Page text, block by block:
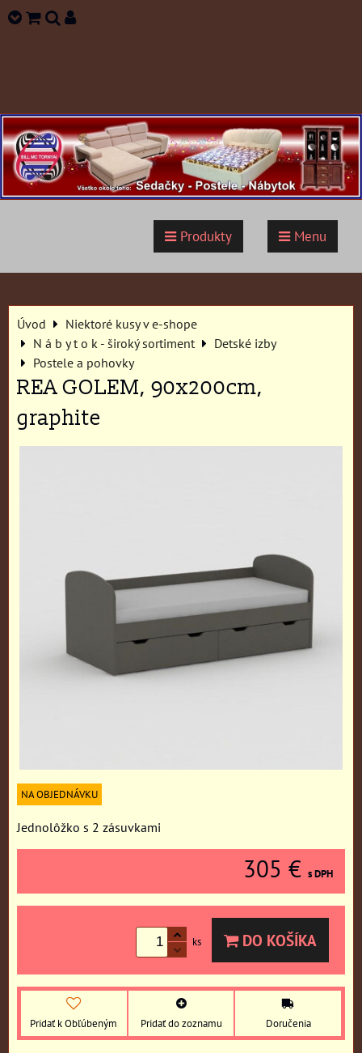
Produkty Menu
Úvod
Niektoré kusy v e-shope
N á b y t o k - široký sortiment
Detské izby
Postele a pohovky
REA GOLEM, 90x200cm,
graphite
NA OBJEDNÁVKU
Jednolôžko s 2 zásuvkami
305 € s DPH
ks DO KOŠÍKA
Pridať k Obľúbeným Pridať do zoznamu Doručenia